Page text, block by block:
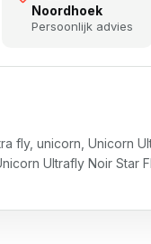
Noordhoek
Persoonlijk advies
fly,unicorn ,Unicorn
Ultrafly Noir Star